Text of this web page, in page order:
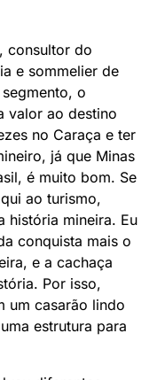
consultor do
e sommelier de
o
valor ao destino
no Caraça e ter
já que Minas
é muito bom. Se
ao turismo,
história mineira. Eu
conquista mais o
e a cachaça
Por isso,
um casarão lindo
estrutura para